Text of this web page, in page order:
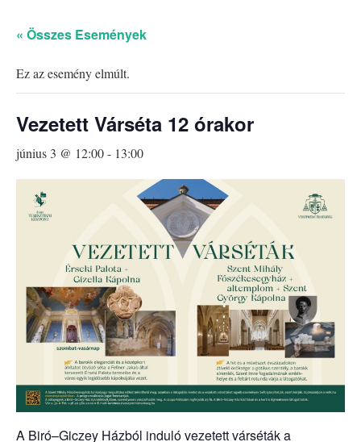
« Összes Események
Ez az esemény elmúlt.
Vezetett Várséta 12 órakor
június 3 @ 12:00- 13:00
A Biró–Giczey Házból induló vezetett várséták a